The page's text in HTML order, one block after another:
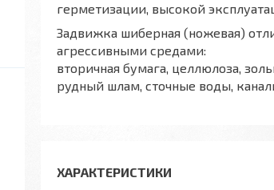
герметизации, высокой
Задвижка шиберная (ножевая)
агрессивными средами:
вторичная бумага, целлюлоза,
рудный шлам, сточные воды,
ХАРАКТЕРИСТИКИ